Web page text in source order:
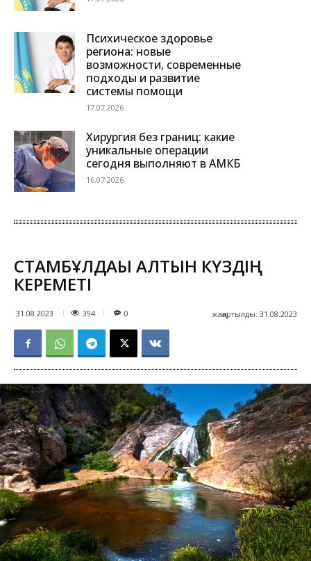
Психическое здоровье
региона: новые
возможности, современные
подходы и развитие
системы помощи
17.07.2026
Хирургия без границ: какие
уникальные операции
сегодня выполняют в АМКБ
16.07.2026